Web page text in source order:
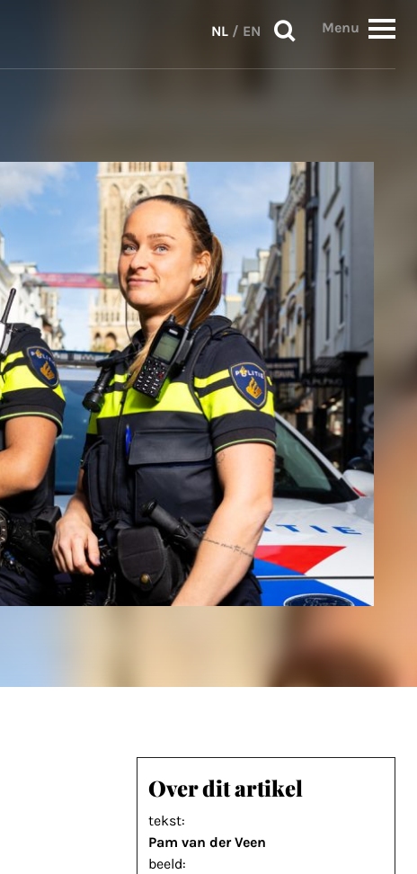
NL / EN Menu
Over dit artikel
tekst:
Pam van der Veen
beeld: